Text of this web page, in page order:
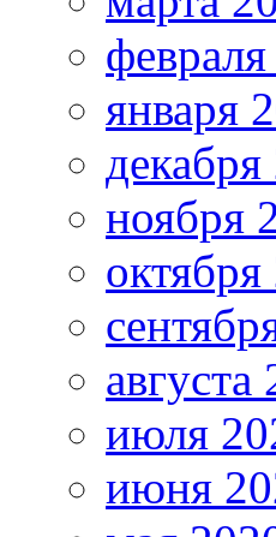
января
ноября
августа
июля
июня